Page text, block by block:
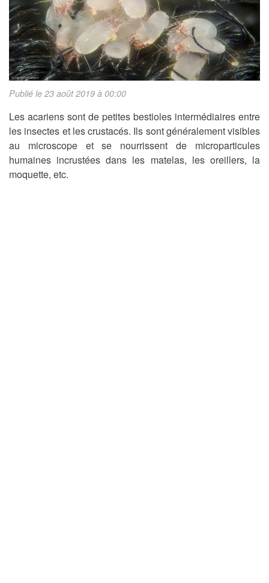
Publié le 23 août 2019 à 00:00
Les acariens sont de petites bestioles intermédiaires entre
les insectes et les crustacés. Ils sont généralement visibles
au microscope et se nourrissent de microparticules
humaines incrustées dans les matelas, les oreillers, la
moquette, etc.